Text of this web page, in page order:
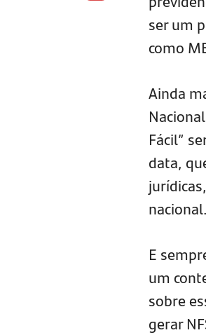
ser um
como
Ainda
Fácil”
data,
nacional.
E
um
sobre
gerar